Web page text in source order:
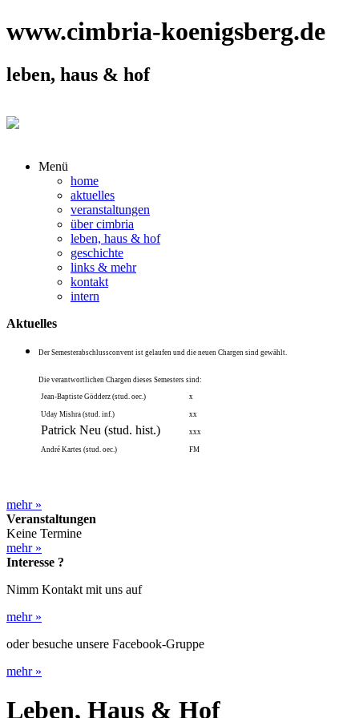
www.cimbria-koenigsberg.de
leben, haus & hof
Menü
home
aktuelles
veranstaltungen
über cimbria
leben, haus & hof
geschichte
links & mehr
kontakt
intern
Aktuelles
Der Semesterabschlussconvent ist gelaufen und die neuen Chargen sind gewählt.
Die verantwortlichen Chargen dieses Semesters sind:
Jean-Baptiste Gödderz (stud. oec.) x
Uday Mishra (stud. inf.) xx
Patrick Neu (stud. hist.) xxx
André Kartes (stud. oec.) FM
mehr»
Veranstaltungen
Keine Termine
mehr»
Interesse ?
Nimm Kontakt mit uns auf
mehr»
oder besuche unsere Facebook-Gruppe
mehr»
Leben, Haus & Hof